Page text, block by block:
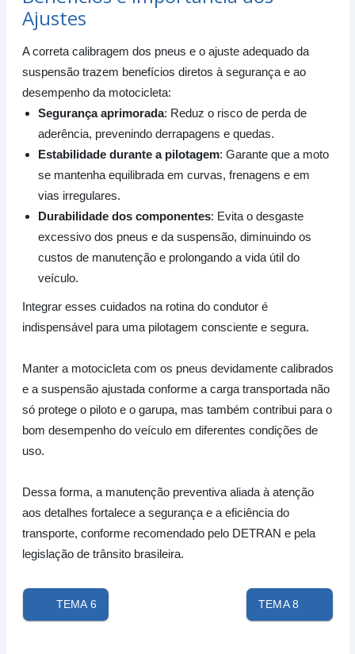
Ajustes
A correta calibragem dos pneus e o ajuste adequado da
suspensão trazem benefícios diretos à segurança e ao
desempenho da motocicleta:
Segurança aprimorada: Reduz o risco de perda de
aderência, prevenindo derrapagens e quedas.
Estabilidade durante a pilotagem: Garante que a moto
se mantenha equilibrada em curvas, frenagens e em
vias irregulares.
Durabilidade dos componentes: Evita o desgaste
excessivo dos pneus e da suspensão, diminuindo os
custos de manutenção e prolongando a vida útil do
veículo.
Integrar esses cuidados na rotina do condutor é
indispensável para uma pilotagem consciente e segura.
Manter a motocicleta com os pneus devidamente calibrados
e a suspensão ajustada conforme a carga transportada não
só protege o piloto e o garupa, mas também contribui para o
bom desempenho do veículo em diferentes condições de
uso.
Dessa forma, a manutenção preventiva aliada à atenção
aos detalhes fortalece a segurança e a eficiência do
transporte, conforme recomendado pelo DETRAN e pela
legislação de trânsito brasileira.
TEMA 6 TEMA 8